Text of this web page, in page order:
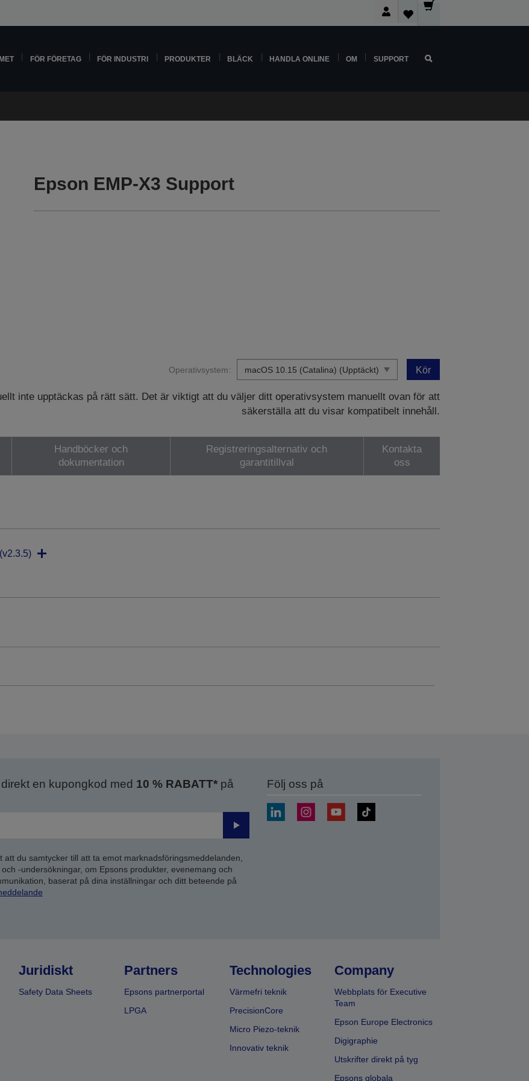
FÖR FÖRETAG FÖR INDUSTRI PRODUKTER BLÄCK HANDLA ONLINE OM SUPPORT
Epson EMP-X3 Support
Operativsystem: Kör
inte upptäckas på rätt sätt. Det är viktigt att du väljer ditt operativsystem manuellt ovan för att
säkerställa att du visar kompatibelt innehåll.
Handböcker och
dokumentation
Registreringsalternativ och
garantitillval
Kontakta
oss
en kupongkod med 10 % RABATT*på
Skicka
du samtycker till att ta emot marknadsföringsmeddelanden,
-undersökningar, om Epsons produkter, evenemang och
baserat på dina inställningar och ditt beteende på
Följ oss på
Juridiskt
Safety Data Sheets
Partners
Epsons partnerportal
LPGA
Technologies
Värmefri teknik
PrecisionCore
Micro Piezo-teknik
Innovativ teknik
Company
Webbplats för Executive
Team
Epson Europe Electronics
Digigraphie
Utskrifter direkt på tyg
Epsons globala